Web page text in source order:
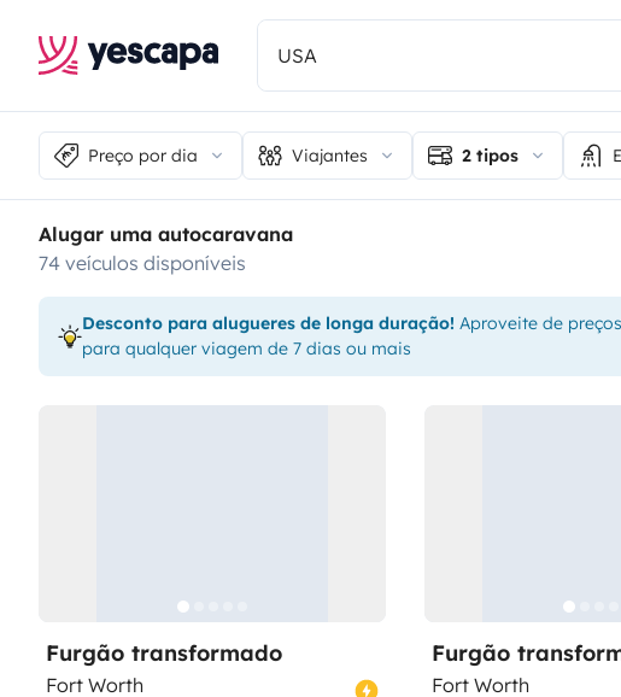
Preço por dia Viajantes 2 tipos
Alugar uma autocaravana
74 veículos disponíveis
Desconto para alugueres de longa duração! Aproveite de
para qualquer viagem de 7 dias ou mais
Furgão transformado
Fort Worth
Furgão
Fort Worth